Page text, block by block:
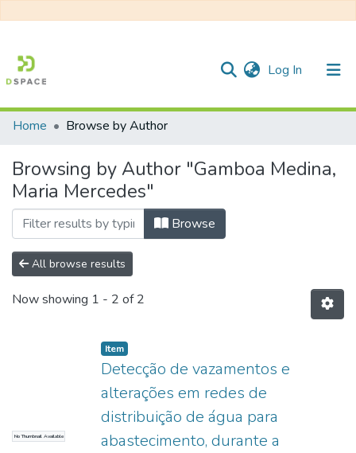
Log In (current)
Communities & Collections
All of DSpace
Home Browse by Author
Browsing by Author "Gamboa Medina,
Maria Mercedes"
Browse
All browse results
Now showing 1 - 2 of 2
No Thumbnail Available
Item
Detecção de vazamentos e
alterações em redes de
distribuição de água para
abastecimento, durante a